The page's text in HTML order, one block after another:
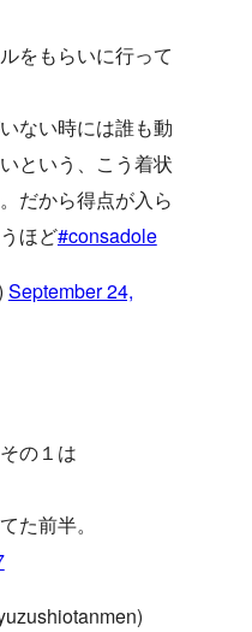
をもらいに行って
ない時には誰も動
という、こう着状
だから得点が入ら
ほど#consadole
September 24,
の１は
た前半。